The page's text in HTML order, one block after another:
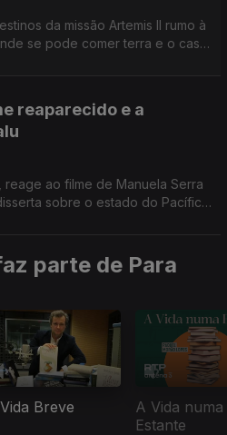
da missão Artemis II rumo à
se pode comer terra e o caso
reaparecido e a
ao filme de Manuela Serra
sobre o estado do Pacífico
parte de Para
Breve
A Vida numa
Estante